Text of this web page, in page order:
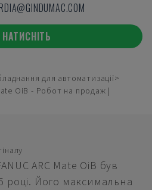
НАТИСНІТЬ
для автоматизації
OiB - Робот на продаж |
ARC Mate OiB був
році. Його максимальна